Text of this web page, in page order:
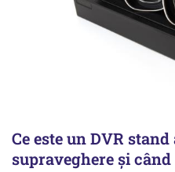
Ce este un DVR
supraveghere și când